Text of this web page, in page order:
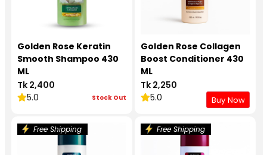
Golden Rose Keratin
Smooth Shampoo 430
ML
Tk 2,400
5.0
Stock Out
Golden Rose Collagen
Boost Conditioner 430
ML
Tk 2,250
5.0
Buy Now
Free Shipping Free Shipping